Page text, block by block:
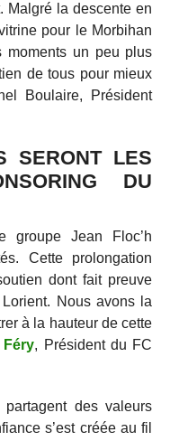
Malgré la descente en
pour le Morbihan
moments un peu plus
de tous pour mieux
Boulaire, Président
SERONT LES
DU
Jean Floc’h
Cette prolongation
dont fait preuve
Nous avons la
à la hauteur de cette
, Président du FC
des valeurs
s’est créée au fil